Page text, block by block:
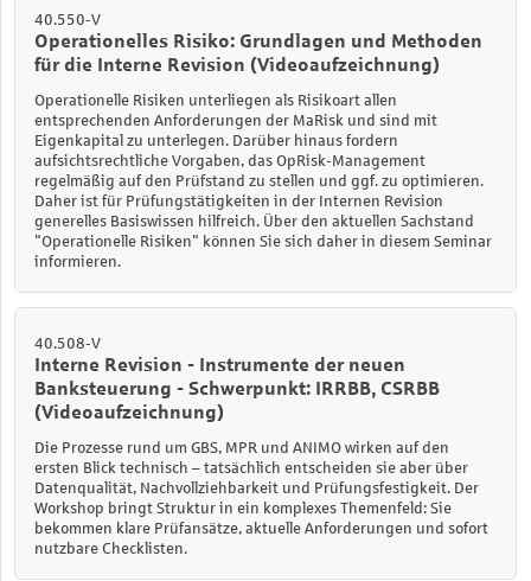
40.550-V
Operationelles Risiko: Grundlagen und Methoden
für die Interne Revision (Videoaufzeichnung)
Operationelle Risiken unterliegen als Risikoart allen
entsprechenden Anforderungen der MaRisk und sind mit
Eigenkapital zu unterlegen. Darüber hinaus fordern
aufsichtsrechtliche Vorgaben, das OpRisk-Management
regelmäßig auf den Prüfstand zu stellen und ggf. zu optimieren.
Daher ist für Prüfungstätigkeiten in der Internen Revision
generelles Basiswissen hilfreich. Über den aktuellen Sachstand
"Operationelle Risiken" können Sie sich daher in diesem Seminar
informieren.
40.508-V
Interne Revision - Instrumente der neuen
Banksteuerung - Schwerpunkt: IRRBB, CSRBB
(Videoaufzeichnung)
Die Prozesse rund um GBS, MPR und ANIMO wirken auf den
ersten Blick technisch – tatsächlich entscheiden sie aber über
Datenqualität, Nachvollziehbarkeit und Prüfungsfestigkeit. Der
Workshop bringt Struktur in ein komplexes Themenfeld: Sie
bekommen klare Prüfansätze, aktuelle Anforderungen und sofort
nutzbare Checklisten.